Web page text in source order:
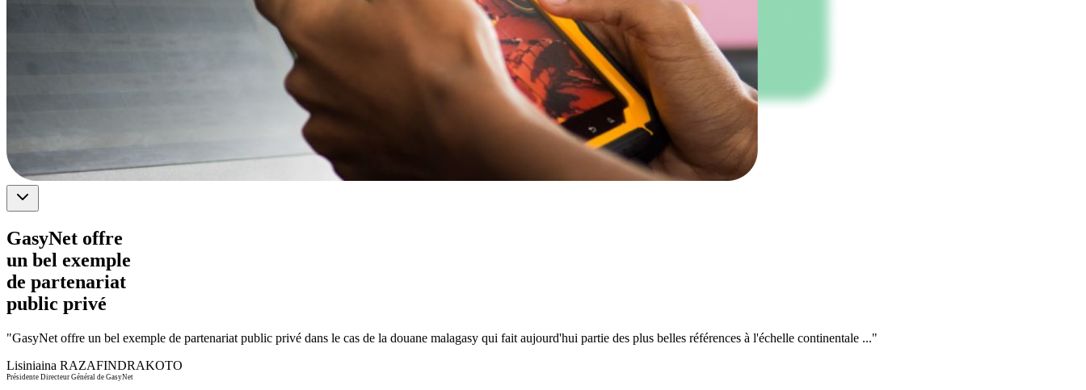
GasyNet offre
un bel exemple
de partenariat
public privé
"GasyNet offre un bel exemple de partenariat public privé dans le cas de la douane malagasy qui fait aujourd'hui partie des plus belles références à l'échelle continentale ..."
Lisiniaina RAZAFINDRAKOTO
Présidente Directeur Général de GasyNet